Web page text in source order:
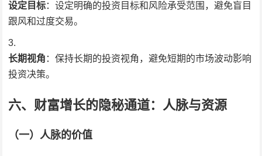
设定目标：设定明确的投资目标和风险承受范围，避免盲目
跟风和过度交易。
长期视角 ：保持长期的投资视角，避免短期的市场波动影响
投资决策。
六、财富增长的隐秘通道：人脉与资源
（一）人脉的价值